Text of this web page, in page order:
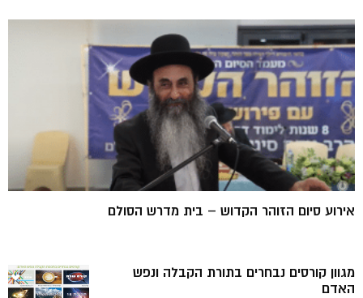
אירוע סיום הזוהר הקדוש – בית מדרש הסולם
מגוון קורסים נבחרים בתורת הקבלה ונפש
האדם